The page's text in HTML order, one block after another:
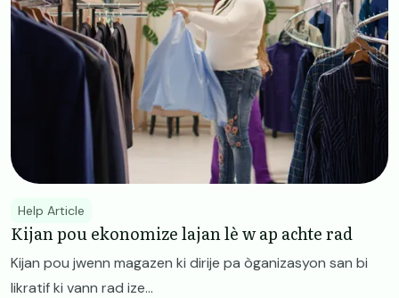
Help Article
Kijan pou ekonomize lajan lè w ap achte rad
Kijan pou jwenn magazen ki dirije pa òganizasyon san bi
likratif ki vann rad ize...